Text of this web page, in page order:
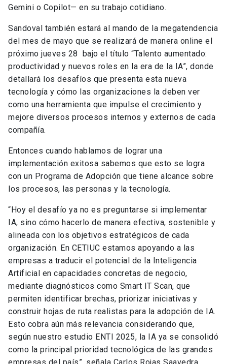
Gemini o Copilot— en su trabajo cotidiano.
Sandoval también estará al mando de la megatendencia
del mes de mayo que se realizará de manera online el
próximo jueves 28 bajo el título “Talento aumentado:
productividad y nuevos roles en la era de la IA”, donde
detallará los desafíos que presenta esta nueva
tecnología y cómo las organizaciones la deben ver
como una herramienta que impulse el crecimiento y
mejore diversos procesos internos y externos de cada
compañía.
Entonces cuando hablamos de lograr una
implementación exitosa sabemos que esto se logra
con un Programa de Adopción que tiene alcance sobre
los procesos, las personas y la tecnología.
“Hoy el desafío ya no es preguntarse si implementar
IA, sino cómo hacerlo de manera efectiva, sostenible y
alineada con los objetivos estratégicos de cada
organización. En CETIUC estamos apoyando a las
empresas a traducir el potencial de la Inteligencia
Artificial en capacidades concretas de negocio,
mediante diagnósticos como Smart IT Scan, que
permiten identificar brechas, priorizar iniciativas y
construir hojas de ruta realistas para la adopción de IA.
Esto cobra aún más relevancia considerando que,
según nuestro estudio ENTI 2025, la IA ya se consolidó
como la principal prioridad tecnológica de las grandes
empresas del país”, señala Carlos Rojas Saavedra,